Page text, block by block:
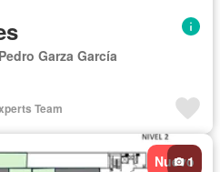
Garza García
Team
Nuevo
1